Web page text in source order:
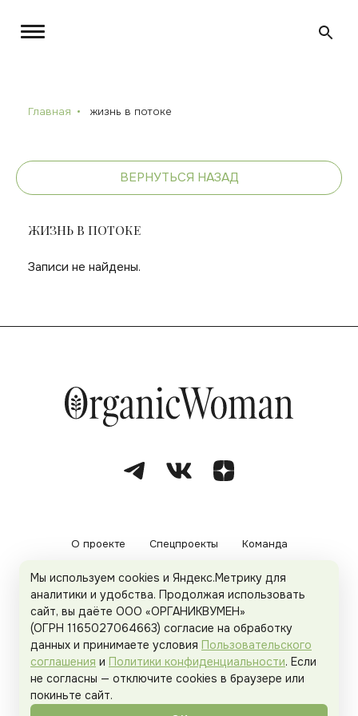
Главная жизнь в потоке
ВЕРНУТЬСЯ НАЗАД
ЖИЗНЬ В ПОТОКЕ
Записи не найдены.
О проекте Спецпроекты Команда
Рекламодателям Политика конфиденциальности
Пользовательское соглашение
Organicwoman.ru . Все права защищены.
Мы используем cookies и Яндекс.Метрику для
аналитики и удобства. Продолжая использовать
сайт, вы даёте ООО «ОРГАНИКВУМЕН»
(ОГРН 1165027064663) согласие на обработку
данных и принимаете условия Пользовательского
соглашения и Политики конфиденциальности. Если
не согласны — отключите cookies в браузере или
покиньте сайт.